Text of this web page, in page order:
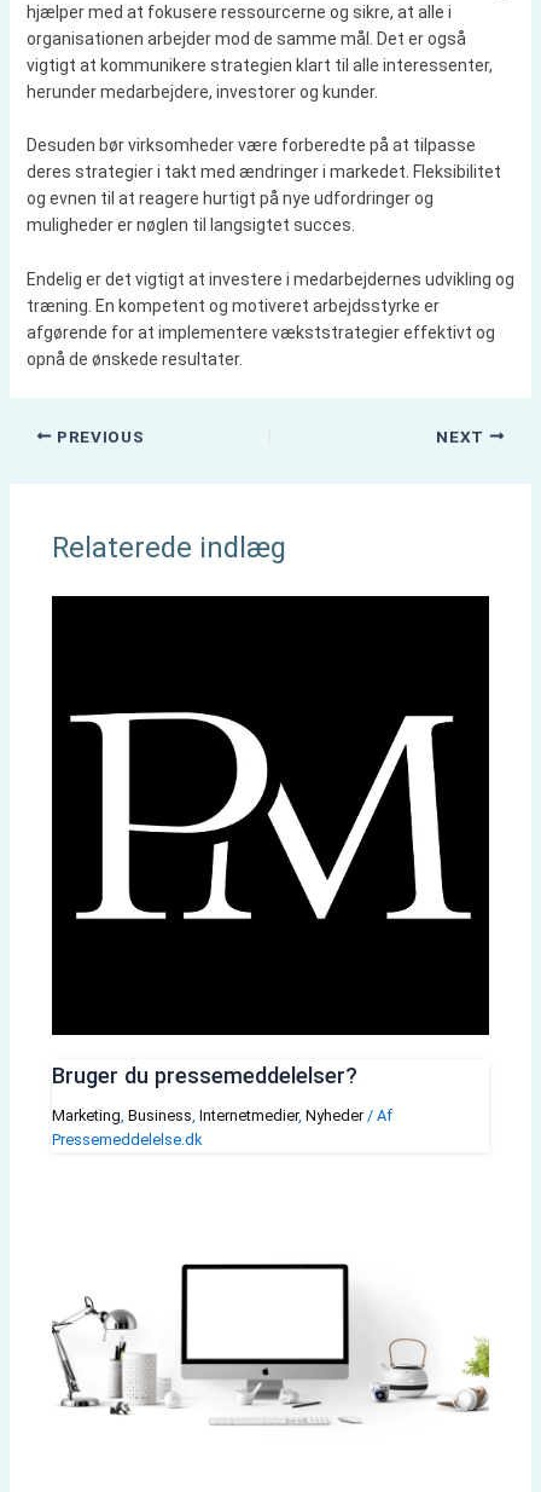
hjælper med at fokusere ressourcerne og sikre, at alle i
organisationen arbejder mod de samme mål. Det er også
vigtigt at kommunikere strategien klart til alle interessenter,
herunder medarbejdere, investorer og kunder.
Desuden bør virksomheder være forberedte på at tilpasse
deres strategier i takt med ændringer i markedet. Fleksibilitet
og evnen til at reagere hurtigt på nye udfordringer og
muligheder er nøglen til langsigtet succes.
Endelig er det vigtigt at investere i medarbejdernes udvikling og
træning. En kompetent og motiveret arbejdsstyrke er
afgørende for at implementere vækststrategier effektivt og
opnå de ønskede resultater.
PREVIOUS NEXT
Relaterede indlæg
Bruger du pressemeddelelser?
Marketing, Business, Internetmedier, Nyheder/ Af
Pressemeddelelse.dk